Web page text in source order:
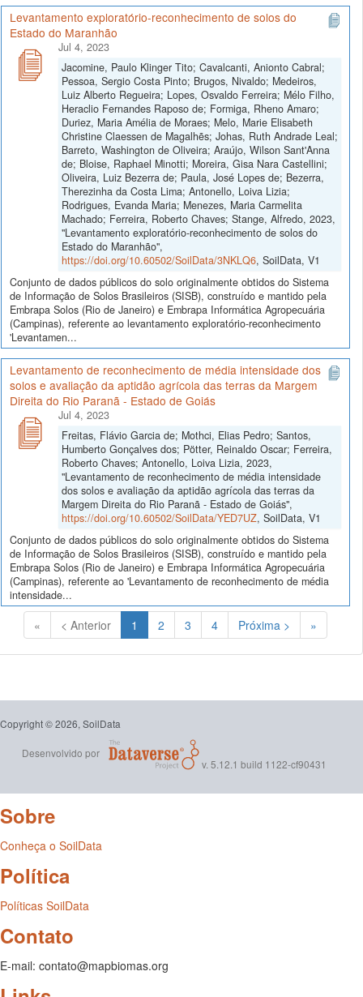
Levantamento exploratório-reconhecimento de solos do
Estado do Maranhão
Jul 4, 2023
Jacomine, Paulo Klinger Tito; Cavalcanti, Anionto Cabral;
Pessoa, Sergio Costa Pinto; Brugos, Nivaldo; Medeiros,
Luiz Alberto Regueira; Lopes, Osvaldo Ferreira; Mélo Filho,
Heraclio Fernandes Raposo de; Formiga, Rheno Amaro;
Duriez, Maria Amélia de Moraes; Melo, Marie Elisabeth
Christine Claessen de Magalhẽs; Johas, Ruth Andrade Leal;
Barreto, Washington de Oliveira; Araújo, Wilson Sant'Anna
de; Bloise, Raphael Minotti; Moreira, Gisa Nara Castellini;
Oliveira, Luiz Bezerra de; Paula, José Lopes de; Bezerra,
Therezinha da Costa Lima; Antonello, Loiva Lizia;
Rodrigues, Evanda Maria; Menezes, Maria Carmelita
Machado; Ferreira, Roberto Chaves; Stange, Alfredo, 2023,
"Levantamento exploratório-reconhecimento de solos do
Estado do Maranhão",
https://doi.org/10.60502/SoilData/3NKLQ6, SoilData, V1
Conjunto de dados públicos do solo originalmente obtidos do Sistema
de Informação de Solos Brasileiros (SISB), construído e mantido pela
Embrapa Solos (Rio de Janeiro) e Embrapa Informática Agropecuária
(Campinas), referente ao levantamento exploratório-reconhecimento
'Levantamen...
Levantamento de reconhecimento de média intensidade dos
solos e avaliação da aptidão agrícola das terras da Margem
Direita do Rio Paranã - Estado de Goiás
Jul 4, 2023
Freitas, Flávio Garcia de; Mothci, Elias Pedro; Santos,
Humberto Gonçalves dos; Pötter, Reinaldo Oscar; Ferreira,
Roberto Chaves; Antonello, Loiva Lizia, 2023,
"Levantamento de reconhecimento de média intensidade
dos solos e avaliação da aptidão agrícola das terras da
Margem Direita do Rio Paranã - Estado de Goiás",
https://doi.org/10.60502/SoilData/YED7UZ, SoilData, V1
Conjunto de dados públicos do solo originalmente obtidos do Sistema
de Informação de Solos Brasileiros (SISB), construído e mantido pela
Embrapa Solos (Rio de Janeiro) e Embrapa Informática Agropecuária
(Campinas), referente ao 'Levantamento de reconhecimento de média
intensidade...
« < Anterior 1 (Atual)
2 3 4 Próxima > »
Copyright © 2026, SoilData
Desenvolvido por
v. 5.12.1 build 1122-cf90431
Sobre
Conheça o SoilData
Política
Políticas SoilData
Contato
E-mail: contato@mapbiomas.org